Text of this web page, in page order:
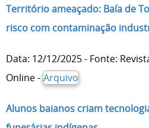
Território ameaçado: Baía de
risco com contaminação
Data: 12/12/2025 - Fonte:
Online - Arquivo
Alunos baianos criam